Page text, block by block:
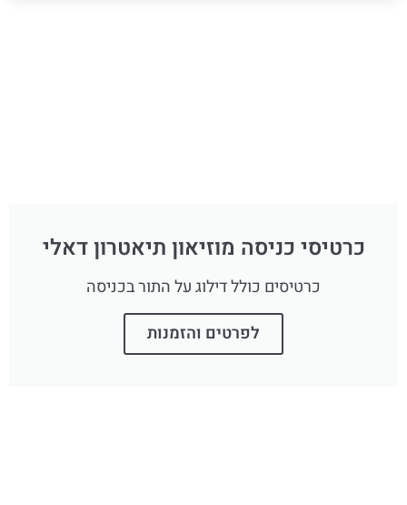
כרטיסי כניסה מוזיאון תיאטרון דאלי
כרטיסים כולל דילוג על התור בכניסה
לפרטים והזמנות